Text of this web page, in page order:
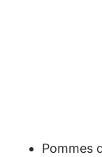
Pommes